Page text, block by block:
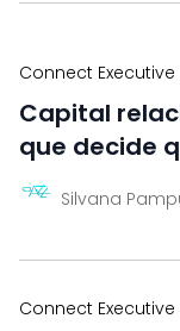
Connect Executive
Capital
que decide
Silvana
Connect Executive